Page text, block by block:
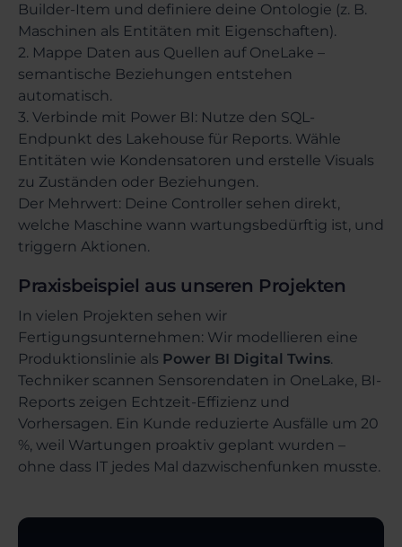
Builder-Item und definiere deine Ontologie (z. B.
Maschinen als Entitäten mit Eigenschaften).
2. Mappe Daten aus Quellen auf OneLake –
semantische Beziehungen entstehen
automatisch.
3. Verbinde mit Power BI: Nutze den SQL-
Endpunkt des Lakehouse für Reports. Wähle
Entitäten wie Kondensatoren und erstelle Visuals
zu Zuständen oder Beziehungen.
Der Mehrwert: Deine Controller sehen direkt,
welche Maschine wann wartungsbedürftig ist, und
triggern Aktionen.
Praxisbeispiel aus unseren Projekten
In vielen Projekten sehen wir
Fertigungsunternehmen: Wir modellieren eine
Produktionslinie als Power BI Digital Twins.
Techniker scannen Sensorendaten in OneLake, BI-
Reports zeigen Echtzeit-Effizienz und
Vorhersagen. Ein Kunde reduzierte Ausfälle um 20
%, weil Wartungen proaktiv geplant wurden –
ohne dass IT jedes Mal dazwischenfunken musste.